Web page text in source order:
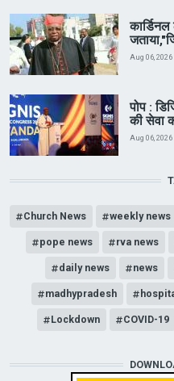
Aug 06, 2026
पोप :
की सेवा
Aug 06, 2026
Church News weekly news
pope news rva news
daily news news
madhypradesh
Lockdown COVID-19